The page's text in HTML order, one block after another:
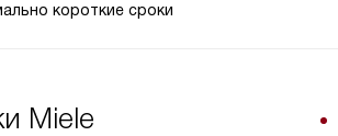
короткие сроки
Miele